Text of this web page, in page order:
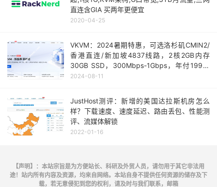
直连含GIA 买两年更便宜
2020-04-25
VKVM：2024暑期特惠，可选洛杉矶CMIN2/
香港直连/新加坡4837线路，2核2GB内存
30GB SSD，300Mbps-1Gbps，年付199元
起
2024-08-11
JustHost测评：新增的美国达拉斯机房怎么
样？下载速度、速度延迟、路由丢包、性能测
评、流媒体解锁
2022-01-16
【声明】：本站宗旨是为方便站长、科研及外贸人员，请勿用于其它非法用
途！站内所有内容及资源，均来自网络。本站自身不提供任何资源的储存及下
载，若无意侵犯到您的权利，请及时与我们联系，邮箱